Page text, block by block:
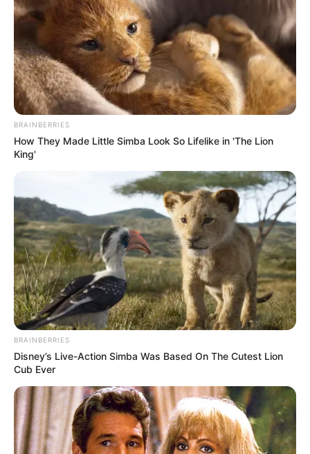
BRAINBERRIES
How They Made Little Simba Look So Lifelike in 'The Lion
King'
BRAINBERRIES
Disney’s Live-Action Simba Was Based On The Cutest Lion
Cub Ever